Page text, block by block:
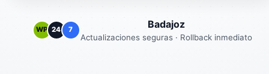
WP 24 7 Badajoz
Actualizaciones seguras · Rollback inmediato